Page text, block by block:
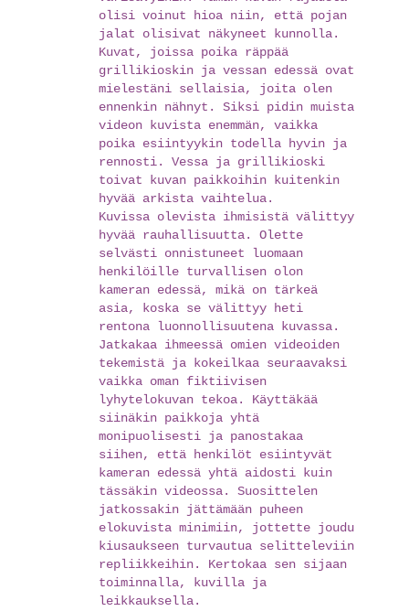
olisi voinut hioa niin, että pojan
jalat olisivat näkyneet kunnolla.
Kuvat, joissa poika räppää
grillikioskin ja vessan edessä ovat
mielestäni sellaisia, joita olen
ennenkin nähnyt. Siksi pidin muista
videon kuvista enemmän, vaikka
poika esiintyykin todella hyvin ja
rennosti. Vessa ja grillikioski
toivat kuvan paikkoihin kuitenkin
hyvää arkista vaihtelua.
Kuvissa olevista ihmisistä välittyy
hyvää rauhallisuutta. Olette
selvästi onnistuneet luomaan
henkilöille turvallisen olon
kameran edessä, mikä on tärkeä
asia, koska se välittyy heti
rentona luonnollisuutena kuvassa.
Jatkakaa ihmeessä omien videoiden
tekemistä ja kokeilkaa seuraavaksi
vaikka oman fiktiivisen
lyhytelokuvan tekoa. Käyttäkää
siinäkin paikkoja yhtä
monipuolisesti ja panostakaa
siihen, että henkilöt esiintyvät
kameran edessä yhtä aidosti kuin
tässäkin videossa. Suosittelen
jatkossakin jättämään puheen
elokuvista minimiin, jottette joudu
kiusaukseen turvautua selitteleviin
repliikkeihin. Kertokaa sen sijaan
toiminnalla, kuvilla ja
leikkauksella.